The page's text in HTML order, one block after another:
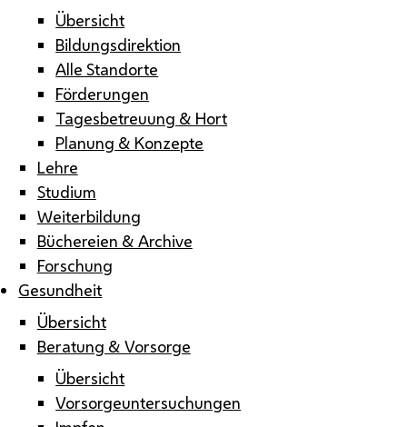
Übersicht
Bildungsdirektion
Alle Standorte
Förderungen
Tagesbetreuung & Hort
Planung & Konzepte
Lehre
Studium
Weiterbildung
Büchereien & Archive
Forschung
Gesundheit
Übersicht
Beratung & Vorsorge
Übersicht
Vorsorgeuntersuchungen